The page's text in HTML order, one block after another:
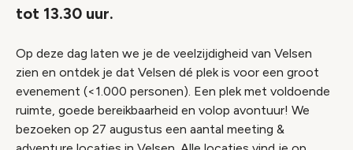
tot 13.30 uur.
Op deze dag laten we je de veelzijdigheid van Velsen
zien en ontdek je dat Velsen dé plek is voor een groot
evenement (<1.000 personen). Een plek met voldoende
ruimte, goede bereikbaarheid en volop avontuur! We
bezoeken op 27 augustus een aantal meeting &